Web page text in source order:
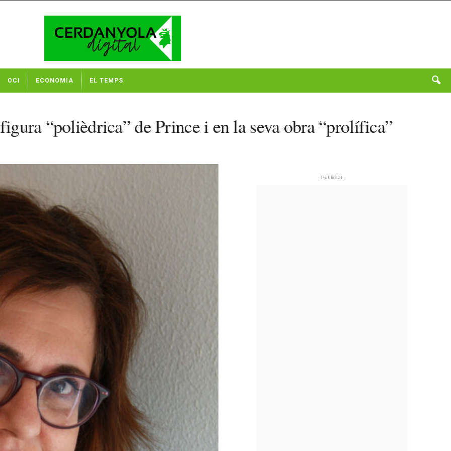
OCI ECONOMIA EL TEMPS
“polièdrica” de Prince i en la seva obra “prolífica”
- Publicitat -